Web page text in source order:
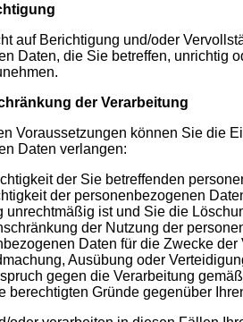
auf Berichtigung und/oder
Daten, die Sie betreffen, unrichtig
der Verarbeitung
Voraussetzungen können Sie die
Daten verlangen:
der Sie betreffenden
der personenbezogenen
unrechtmäßig ist und Sie die
der Nutzung der
Daten für die Zwecke
Ausübung oder
gegen die Verarbeitung
berechtigten Gründe gegenüber